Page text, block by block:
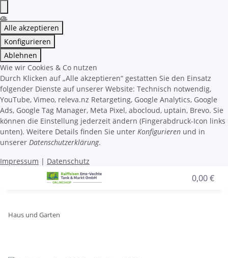
Alle akzeptieren
Konfigurieren
Ablehnen
Wie wir Cookies & Co nutzen
Durch Klicken auf „Alle akzeptieren“ gestatten Sie den Einsatz
folgender Dienste auf unserer Website: Technisch notwendig,
YouTube, Vimeo, releva.nz Retargeting, Google Analytics, Google
Ads, Google Tag Manager, Meta Pixel, abocloud, uptain, Brevo. Sie
können die Einstellung jederzeit ändern (Fingerabdruck-Icon links
unten). Weitere Details finden Sie unter Konfigurieren und in
unserer Datenschutzerklärung.
Impressum | Datenschutz
0,00 €
Haus und Garten